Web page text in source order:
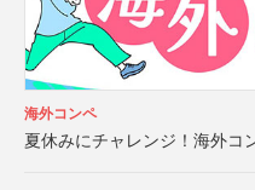
海外コンペ
夏休みにチャレンジ！海外コ